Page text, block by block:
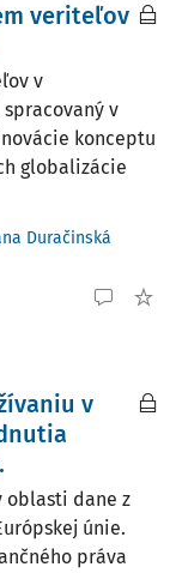
veriteľov
v
v
konceptu
globalizácie
Duračinská
v
oblasti dane z
únie.
práva